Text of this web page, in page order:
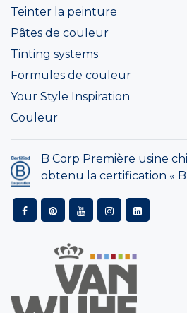
Teinter la peinture
Pâtes de couleur
Tinting systems
Formules de couleur
Your Style Inspiration
Couleur
B Corp Première usine
obtenu la certification « B